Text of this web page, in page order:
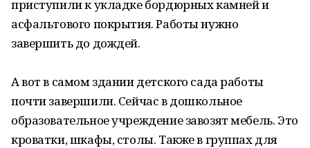
приступили к укладке бордюрных камней и
асфальтового покрытия. Работы нужно
завершить до дождей.
А вот в самом здании детского сада работы
почти завершили. Сейчас в дошкольное
образовательное учреждение завозят мебель. Это
кроватки, шкафы, столы. Также в группах для